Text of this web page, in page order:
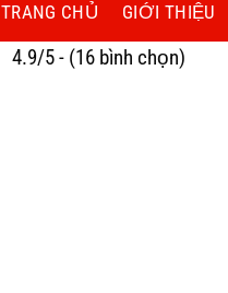
TRANG CHỦ GIỚI THIỆU
4.9/5 - (16 bình chọn)